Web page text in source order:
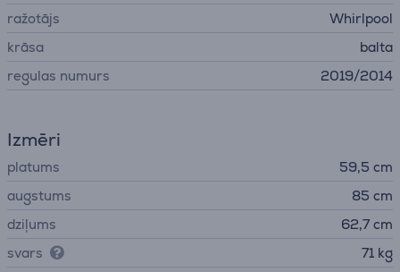
ražotājs
Whirlpool
krāsa
balta
regulas numurs
2019/2014
Izmēri
platums
59,5 cm
augstums
85 cm
dziļums
62,7 cm
svars
71 kg